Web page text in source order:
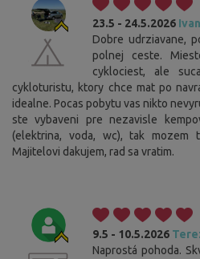
23.5 - 24.5.2026 Ivan
Dobre udrziavane,
polnej ceste.
cyklociest, ale
cykloturistu, ktory chce mat po
idealne. Pocas pobytu vas nikto
ste vybaveni pre nezavisle
(elektrina, voda, wc), tak mozem
Majitelovi dakujem, rad sa vratim.
9.5 - 10.5.2026
Naprostá pohoda.